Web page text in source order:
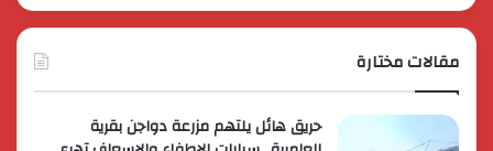
مقالات مختارة
حريق هائل يلتهم مزرعة دواجن بقرية